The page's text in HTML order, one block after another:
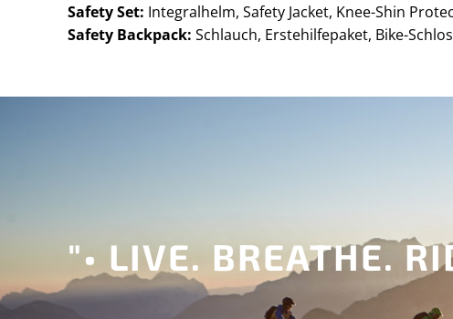
Safety Set: Integralhelm, Safety Jacket, Knee-Shin
Safety Backpack: Schlauch, Erstehilfepaket, Bike-
"• LIVE. BREATHE.